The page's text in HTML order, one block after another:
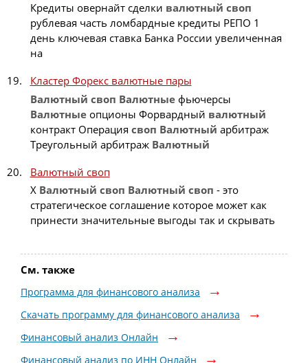
Кредиты овернайт сделки валютный своп
рублевая часть ломбардные кредиты РЕПО 1
день ключевая ставка Банка России увеличенная
на
Кластер Форекс валютные пары
Валютный своп Валютныефьючерсы
Валютныеопционы Форвардный валютный
контракт Операция своп Валютный арбитраж
Треугольный арбитраж Валютный
Валютный своп
X Валютный своп Валютный своп - это
стратегическое соглашение которое может как
принести значительные выгоды так и скрывать
См. также
Программа для финансового анализа
Скачать программу для финансового анализа
Финансовый анализ Онлайн
Финансовый анализ по ИНН Онлайн